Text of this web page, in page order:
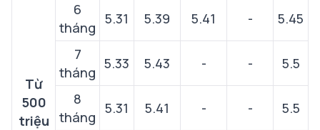
Từ
500
triệu
6
tháng
5.31 5.39 5.41 - 5.45
7
tháng
5.33 5.43 - - 5.5
8
tháng
5.31 5.41 - - 5.5